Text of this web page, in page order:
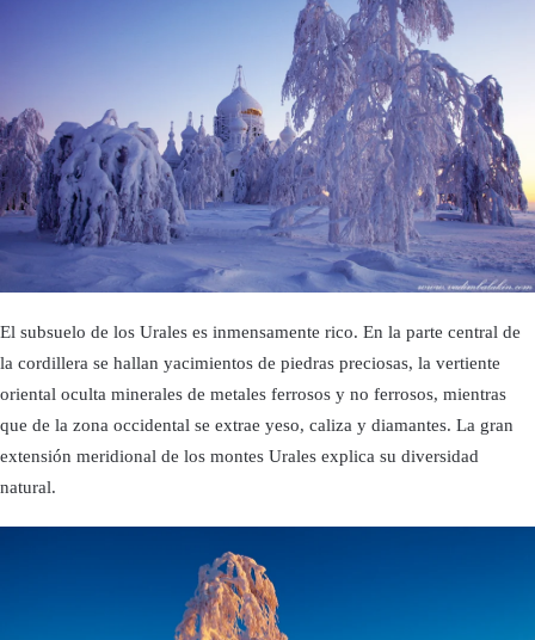
El subsuelo de los Urales es inmensamente rico. En la parte central de
la cordillera se hallan yacimientos de piedras preciosas, la vertiente
oriental oculta minerales de metales ferrosos y no ferrosos, mientras
que de la zona occidental se extrae yeso, caliza y diamantes. La gran
extensión meridional de los montes Urales explica su diversidad
natural.